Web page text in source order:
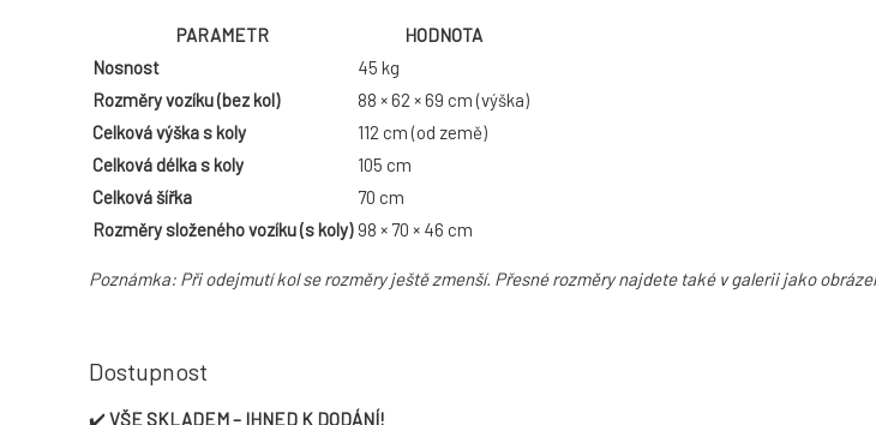
PARAMETR
HODNOTA
Nosnost
45 kg
Rozměry vozíku (bez kol)
88 × 62 × 69 cm (výška)
Celková výška s koly
112 cm (od země)
Celková délka s koly
105 cm
Celková šířka
70 cm
Rozměry složeného vozíku (s koly) 98 × 70 × 46 cm
Poznámka: Při odejmutí kol se rozměry ještě zmenší. Přesné rozměry najdete také v galerii jako
Dostupnost
✔️VŠE SKLADEM – IHNED K DODÁNÍ!